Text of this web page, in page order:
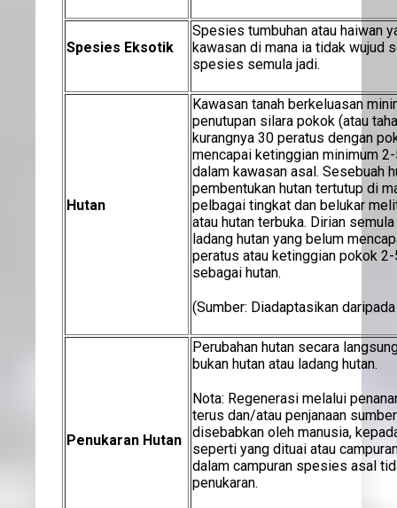
Spesies Eksotik
Spesies tumbuhan atau haiwan
kawasan di mana ia tidak wujud
spesies semula jadi.
Hutan
Kawasan tanah berkeluasan
penutupan silara pokok (atau
kurangnya 30 peratus dengan
mencapai ketinggian minimum
dalam kawasan asal. Sesebuah
pembentukan hutan tertutup di
pelbagai tingkat dan belukar
atau hutan terbuka. Dirian
ladang hutan yang belum
peratus atau ketinggian pokok
sebagai hutan.
(Sumber: Diadaptasikan
Penukaran Hutan
Perubahan hutan secara
bukan hutan atau ladang hutan.
Nota: Regenerasi melalui
terus dan/atau penjanaan
disebabkan oleh manusia,
seperti yang dituai atau
dalam campuran spesies asal
penukaran.